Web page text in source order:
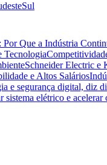
Sul
Que a Indústria
Tecnologia
Schneider Electric e
e Altos Salários
e segurança digital, diz
elétrico e acelerar